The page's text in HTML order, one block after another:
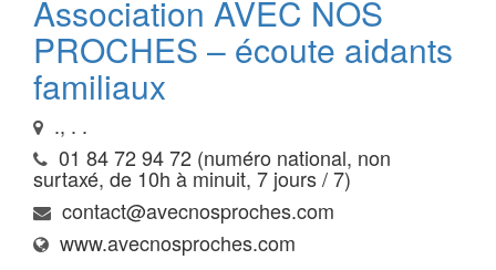
Association AVEC NOS
PROCHES – écoute aidants
familiaux
., . .
01 84 72 94 72 (numéro national, non
surtaxé, de 10h à minuit, 7 jours / 7)
contact@avecnosproches.com
www.avecnosproches.com